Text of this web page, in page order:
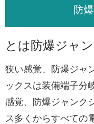
防
とは防爆ジャ
狭い感覚、防爆ジャ
ックスは装備端子分
感覚、防爆ジャンク
ス多くからすべての